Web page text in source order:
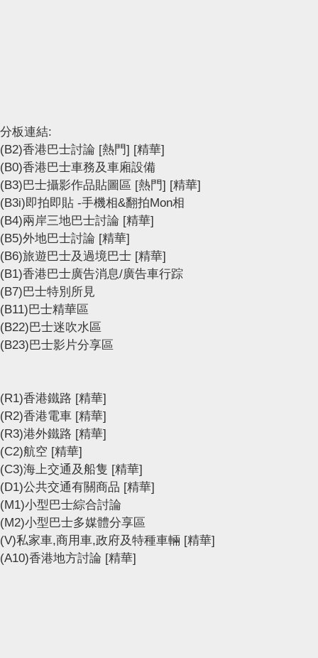
分板連結:
(B2)香港巴士討論 [熱門] [精華]
(B0)香港巴士車務及車廂設備
(B3)巴士攝影作品貼圖區 [熱門] [精華]
(B3i)即拍即貼 -手機相&翻拍Mon相
(B4)兩岸三地巴士討論 [精華]
(B5)外地巴士討論 [精華]
(B6)旅遊巴士及過境巴士 [精華]
(B1)香港巴士廣告消息/廣告車行踪
(B7)巴士特別所見
(B11)巴士精華區
(B22)巴士迷吹水區
(B23)巴士影片分享區
(R1)香港鐵路 [精華]
(R2)香港電車 [精華]
(R3)港外鐵路 [精華]
(C2)航空 [精華]
(C3)海上交通及船隻 [精華]
(D1)公共交通有關商品 [精華]
(M1)小型巴士綜合討論
(M2)小型巴士多媒體分享區
(V)私家車,商用車,政府及特種車輛 [精華]
(A10)香港地方討論 [精華]